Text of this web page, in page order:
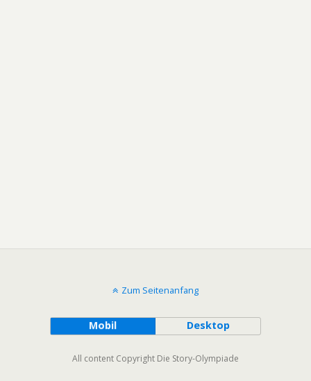
Zum Seitenanfang
Mobil Desktop
All content Copyright Die Story-Olympiade